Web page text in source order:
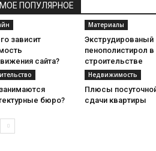
ПОПУЛЯРНОЕ
зависит
сайта?
Материалы
Экструдированый
пенополистирол в
строительстве
бюро?
Недвижимость
Плюсы
сдачи квартиры